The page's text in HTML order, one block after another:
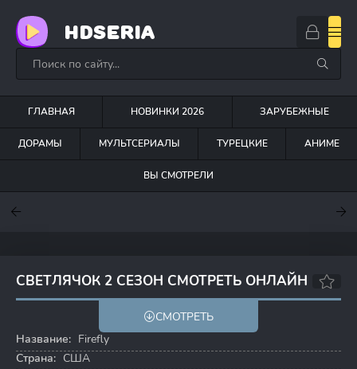
HDSERIA
ГЛАВНАЯ НОВИНКИ 2026 ЗАРУБЕЖНЫЕ
ДОРАМЫ МУЛЬТСЕРИАЛЫ ТУРЕЦКИЕ АНИМЕ
ВЫ СМОТРЕЛИ
СВЕТЛЯЧОК 2 СЕЗОН СМОТРЕТЬ ОНЛАЙН
8.7 8.9
СМОТРЕТЬ
Название: Firefly
Страна: США